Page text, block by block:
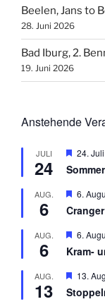
Beelen, Jans to
28. Juni 2026
Bad Iburg, 2.
19. Juni 2026
Anstehende
JULI
24
H
r
o
r
e
h
o
e
24.
AUG.
6
H
r
o
r
e
h
o
6.
AUG.
6
H
r
o
r
6.
Kram-
AUG.
13
H
r
13.